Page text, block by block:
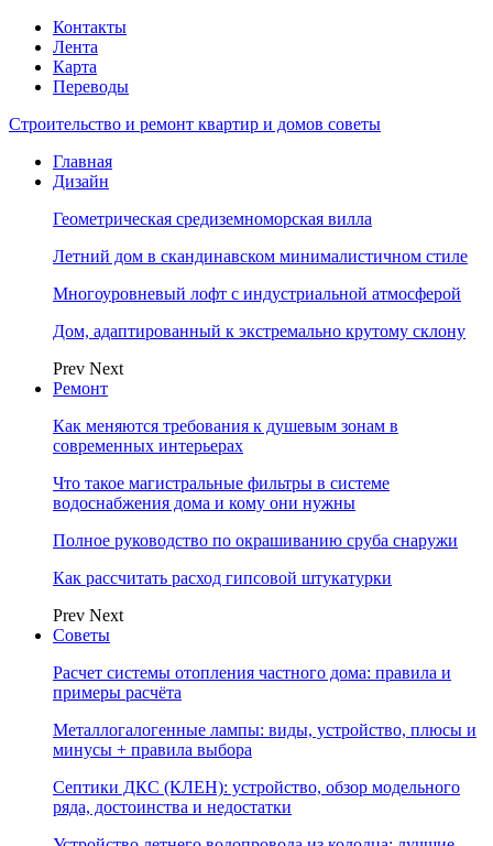
Контакты
Лента
Карта
Переводы
Строительство и ремонт квартир и домов советы
Главная
Дизайн
Геометрическая средиземноморская вилла
Летний дом в скандинавском минималистичном стиле
Многоуровневый лофт с индустриальной атмосферой
Дом, адаптированный к экстремально крутому склону
Prev Next
Ремонт
Как меняются требования к душевым зонам в
современных интерьерах
Что такое магистральные фильтры в системе
водоснабжения дома и кому они нужны
Полное руководство по окрашиванию сруба снаружи
Как рассчитать расход гипсовой штукатурки
Prev Next
Советы
Расчет системы отопления частного дома: правила и
примеры расчёта
Металлогалогенные лампы: виды, устройство, плюсы и
минусы + правила выбора
Септики ДКС (КЛЕН): устройство, обзор модельного
ряда, достоинства и недостатки